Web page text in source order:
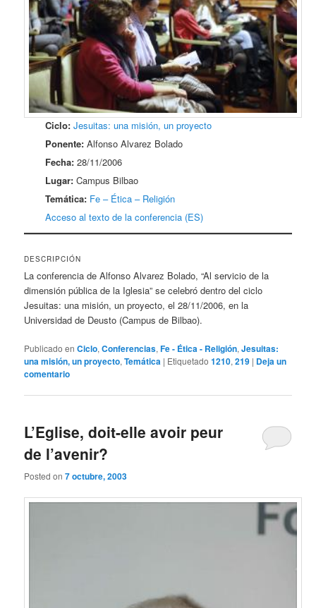
Ciclo: Jesuitas: una misión, un proyecto
Ponente: Alfonso Alvarez Bolado
Fecha: 28/11/2006
Lugar: Campus Bilbao
Temática: Fe – Ética – Religión
Acceso al texto de la conferencia (ES)
DESCRIPCIÓN
La conferencia de Alfonso Alvarez Bolado, “Al servicio de la
dimensión pública de la Iglesia” se celebró dentro del ciclo
Jesuitas: una misión, un proyecto, el 28/11/2006, en la
Universidad de Deusto (Campus de Bilbao).
Publicado en Ciclo,Conferencias,Fe - Ética - Religión,Jesuitas:
una misión, un proyecto,Temática | Etiquetado 1210,219 | Deja un
comentario
L’Eglise, doit-elle avoir peur
de l’avenir?
Posted on7 octubre, 2003